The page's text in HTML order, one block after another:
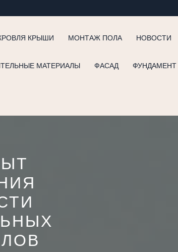
КРЫШИ МОНТАЖ ПОЛА НОВОСТИ
МАТЕРИАЛЫ ФАСАД ФУНДАМЕНТ